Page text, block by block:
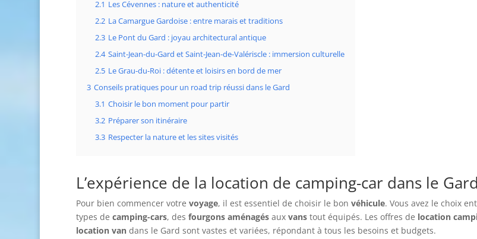
2.1 Les Cévennes : nature et authenticité
2.2 La Camargue Gardoise : entre marais et traditions
2.3 Le Pont du Gard : joyau architectural antique
2.4 Saint-Jean-du-Gard et Saint-Jean-de-Valériscle : immersion culturelle
2.5 Le Grau-du-Roi : détente et loisirs en bord de mer
3 Conseils pratiques pour un road trip réussi dans le Gard
3.1 Choisir le bon moment pour partir
3.2 Préparer son itinéraire
3.3 Respecter la nature et les sites visités
L’expérience de la location de camping-car dans le Gard
Pour bien commencer votre voyage, il est essentiel de choisir le bon véhicule. Vous avez le choix
types de camping-cars, des fourgons aménagésaux vanstout équipés. Les offres de location
location vandans le Gard sont vastes et variées, répondant à tous les besoins et budgets.